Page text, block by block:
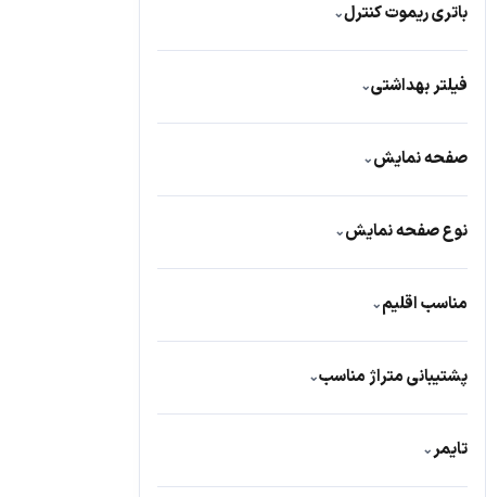
باتری ریموت کنترل⌄
دارد 316
فیلتر بهداشتی⌄
دارد 64
صفحه نمایش⌄
دارد 184
نوع صفحه نمایش⌄
LED
379
مناسب اقلیم⌄
گرم و حاره ای T3 19
پشتیبانی متراژ مناسب⌄
45 الی 60 متر مربع 14
تایمر⌄
27